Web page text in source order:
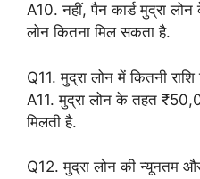
A10. नहीं, पैन कार्ड मुद्रा लोन
लोन कितना मिल सकता है.
Q11. मुद्रा लोन में कितनी राशि
A11. मुद्रा लोन के तहत
मिलती है.
Q12. मुद्रा लोन की न्यूनतम